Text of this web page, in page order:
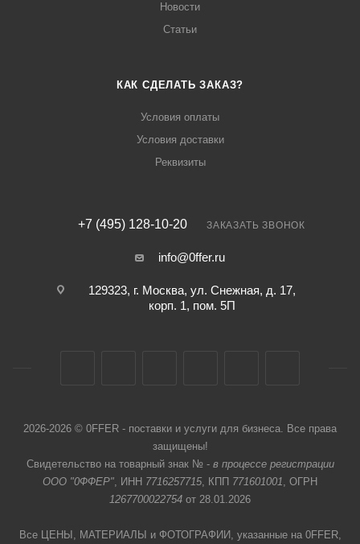
Новости
Статьи
КАК СДЕЛАТЬ ЗАКАЗ?
Условия оплаты
Условия доставки
Реквизиты
+7 (495) 128-10-20 ЗАКАЗАТЬ ЗВОНОК
info@0ffer.ru
129323, г. Москва, ул. Снежная, д. 17,
корп. 1, пом. 5П
2026-2026 © 0FFER - поставки и услуги для бизнеса. Все права
защищены!
Свидетельство на товарный знак № - в процессе регистрации
ООО "0ФФЕР", ИНН 7716257715, КПП 771601001, ОГРН
1267700022754 от 28.01.2026
Все ЦЕНЫ, МАТЕРИАЛЫ и ФОТОГРАФИИ, указанные на 0FFER,